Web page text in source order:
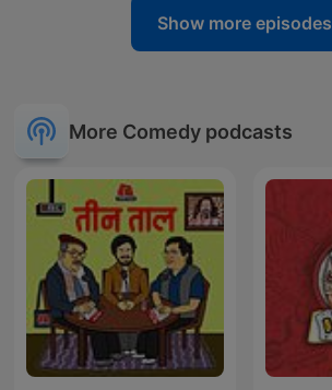
Show more episodes
More Comedy podcasts